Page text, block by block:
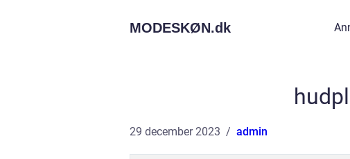
MODESKØN.dk
29 december 2023 admin